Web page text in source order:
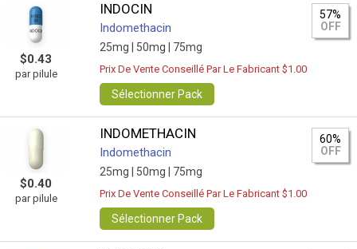
$0.43
par pilule
INDOCIN
Indomethacin
25mg | 50mg | 75mg
57%
OFF
Prix De Vente Conseillé Par Le Fabricant $1.00
Sélectionner Pack
$0.40
par pilule
INDOMETHACIN
Indomethacin
25mg | 50mg | 75mg
60%
OFF
Prix De Vente Conseillé Par Le Fabricant $1.00
Sélectionner Pack